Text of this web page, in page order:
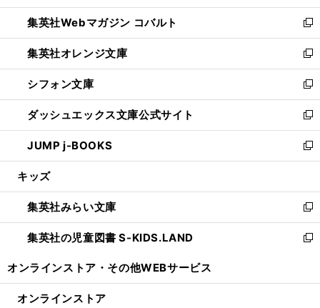
開
く
ウ
で
開
く
ン
ド
ウ
で
開
く
ウ
ィ
ン
ド
ウ
で
開
く
集英社Webマガジン コバルト
新
し
い
ウ
ィ
ン
ド
ウ
で
開
集英社オレンジ文庫
新
し
い
ウ
ィ
ン
ド
ウ
開
く
シフォン文庫
新
し
い
ウ
ィ
ン
ウ
で
開
く
ダッシュエックス文庫公式サイト
新
し
い
ウ
ン
ド
ウ
で
JUMP j-BOOKS
新
し
ウ
ィ
ン
ド
開
キッズ
集英社みらい文庫
新
し
い
ン
集英社の児童図書 S-KIDS.LAND
新
ウ
オンラインストア・ その他WEBサービス
オンラインストア